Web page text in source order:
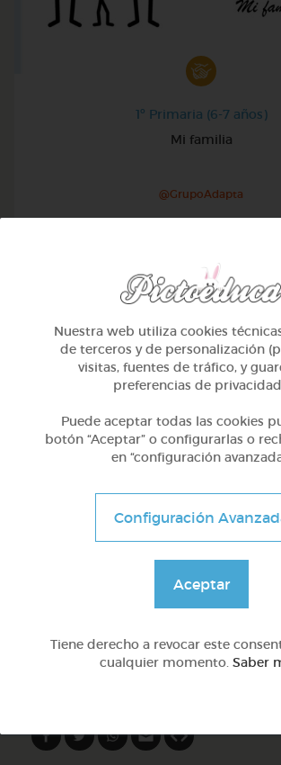
1º Primaria (6-7 años)
Mi familia
@GrupoAdapta
1º Primaria (6-7 años)
Geometría y fotografía
Nuestra web utiliza cookies
de terceros y de personalización
visitas, fuentes de tráfico, y
preferencias de
Puede aceptar todas las cookies
botón “Aceptar” o configurarlas o
en “configuración
Configuración
Aceptar
Tiene derecho a revocar este
cualquier momento. Saber